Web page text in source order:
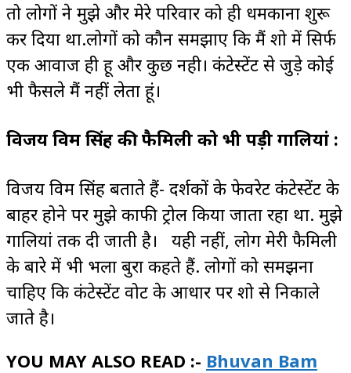
तो लोगों ने मुझे और मेरे परिवार को ही धमकाना शुरू
कर दिया था.लोगों को कौन समझाए कि मैं शो में सिर्फ
एक आवाज ही हू और कुछ नही। कंटेस्टेंट से जुड़े कोई
भी फैसले मैं नहीं लेता हूं।
विजय विक्रम सिंह की फैमिली को भी पड़ी गालियां :
विजय विक्रम सिंह बताते हैं- दर्शकों के फेवरेट कंटेस्टेंट के
बाहर होने पर मुझे काफी ट्रोल किया जाता रहा था. मुझे
गालियां तक दी जाती है। यही नहीं, लोग मेरी फैमिली
के बारे में भी भला बुरा कहते हैं. लोगों को समझना
चाहिए कि कंटेस्टेंट वोट के आधार पर शो से निकाले
जाते है।
YOU MAY ALSO READ :- Bhuvan Bam